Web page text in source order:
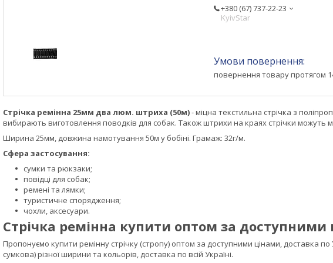
+380 (67) 737-22-23
KyivStar
повернення товару протягом
Стрічка ремінна 25мм два люм. штриха (50м)- міцна текстильна стрічка з
вибирають виготовлення поводків для собак. Також штрихи на краях стрічки можуть
Ширина 25мм, довжина намотування 50м у бобіні. Грамаж: 32г/м.
Сфера застосування:
сумки та рюкзаки;
повідці для собак;
ремені та лямки;
туристичне спорядження;
чохли, аксесуари.
Стрічка ремінна купити оптом за доступними
Пропонуємо купити ремінну стрічку (стропу) оптом за доступними цінами, доставка по
сумкова) різної ширини та кольорів, доставка по всій Україні.